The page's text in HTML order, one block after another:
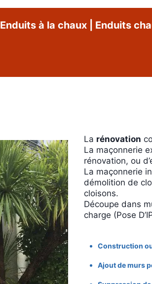
Enduits à la chaux Enduits
La rénovation
La maçonnerie
rénovation, ou
La maçonnerie
démolition de
cloisons.
Découpe dans
charge (Pose
Construction
Ajout de murs